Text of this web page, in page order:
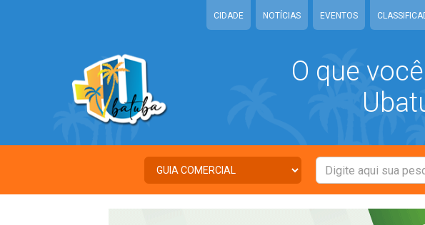
CIDADE NOTÍCIAS EVENTOS
O que